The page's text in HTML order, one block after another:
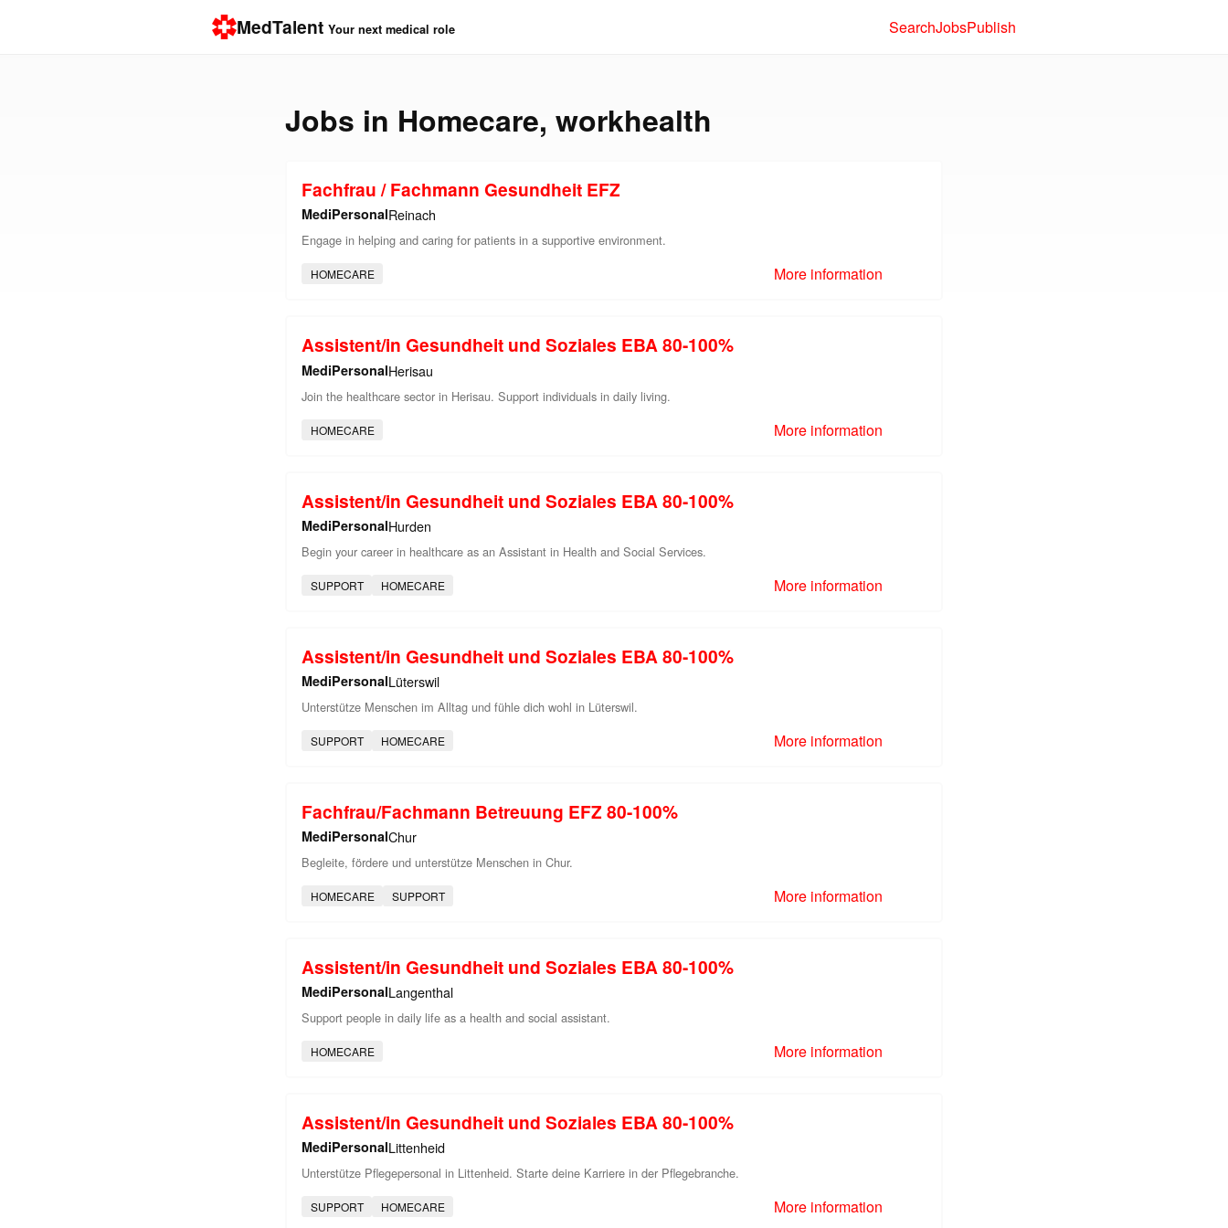
MedTalent Your next medical role SearchJobsPublish
Jobs in Homecare, workhealth
Fachfrau / Fachmann Gesundheit EFZ
MediPersonalReinach
Engage in helping and caring for patients in a supportive environment.
HOMECARE More information
Assistent/in Gesundheit und Soziales EBA 80-100%
MediPersonalHerisau
Join the healthcare sector in Herisau. Support individuals in daily living.
HOMECARE More information
Assistent/in Gesundheit und Soziales EBA 80-100%
MediPersonalHurden
Begin your career in healthcare as an Assistant in Health and Social Services.
SUPPORT HOMECARE More information
Assistent/in Gesundheit und Soziales EBA 80-100%
MediPersonalLüterswil
Unterstütze Menschen im Alltag und fühle dich wohl in Lüterswil.
SUPPORT HOMECARE More information
Fachfrau/Fachmann Betreuung EFZ 80-100%
MediPersonalChur
Begleite, fördere und unterstütze Menschen in Chur.
HOMECARE SUPPORT More information
Assistent/in Gesundheit und Soziales EBA 80-100%
MediPersonalLangenthal
Support people in daily life as a health and social assistant.
HOMECARE More information
Assistent/in Gesundheit und Soziales EBA 80-100%
MediPersonalLittenheid
Unterstütze Pflegepersonal in Littenheid. Starte deine Karriere in der Pflegebranche.
SUPPORT HOMECARE More information